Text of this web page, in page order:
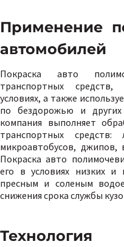
Применение
автомобилей
Покраска авто
транспортных средств,
условиях, а также
по бездорожью и других
компания выполняет
транспортных
микроавтобусов, джипов,
Покраска авто
его в условиях низких и
пресным и соленым
снижения срока службы